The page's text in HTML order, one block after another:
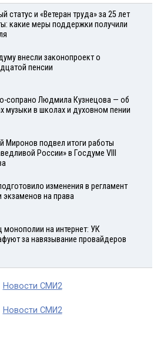
статус и «Ветеран труда» за 25 лет
какие меры поддержки получили
внесли законопроект о
пенсии
сопрано Людмила Кузнецова — об
музыки в школах и духовном пении
Миронов подвел итоги работы
России» в Госдуме VIII
изменения в регламент
экзаменов на права
монополии на интернет: УК
за навязывание провайдеров
Новости СМИ2
Новости СМИ2